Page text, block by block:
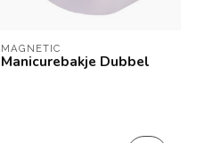
MAGNETIC
Manicurebakje Dubbel